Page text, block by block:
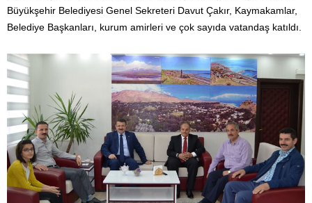
Büyükşehir Belediyesi Genel Sekreteri Davut Çakır, Kaymakamlar,
Belediye Başkanları, kurum amirleri ve çok sayıda vatandaş katıldı.